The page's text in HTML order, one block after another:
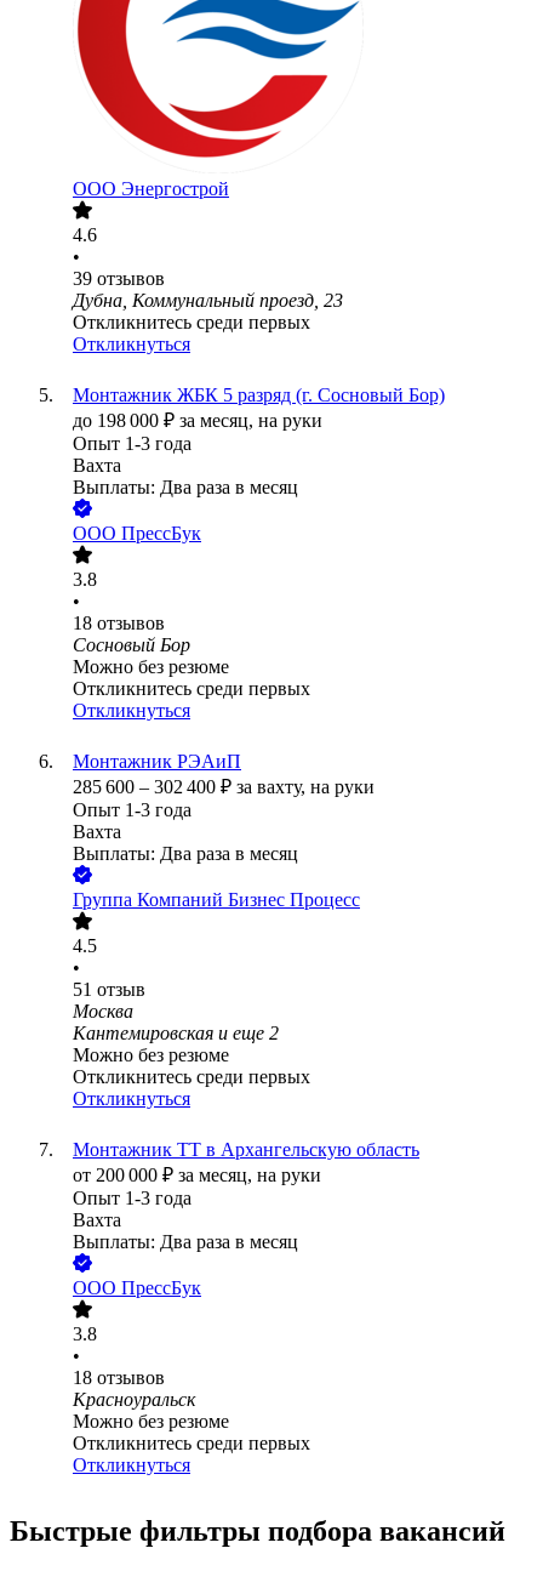
ООО Энергострой
4.6
•
39 отзывов
Дубна, Коммунальный проезд, 23
Откликнитесь среди первых
Откликнуться
Монтажник ЖБК 5 разряд (г. Сосновый Бор)
до 198 000 ₽ за месяц, на руки
Опыт 1-3 года
Вахта
Выплаты: Два раза в месяц
ООО ПрессБук
3.8
•
18 отзывов
Сосновый Бор
Можно без резюме
Откликнитесь среди первых
Откликнуться
Монтажник РЭАиП
285 600 – 302 400 ₽ за вахту, на руки
Опыт 1-3 года
Вахта
Выплаты: Два раза в месяц
Группа Компаний Бизнес Процесс
4.5
•
51 отзыв
Москва
Кантемировская и еще 2
Можно без резюме
Откликнитесь среди первых
Откликнуться
Монтажник ТТ в Архангельскую область
от 200 000 ₽ за месяц, на руки
Опыт 1-3 года
Вахта
Выплаты: Два раза в месяц
ООО ПрессБук
3.8
•
18 отзывов
Красноуральск
Можно без резюме
Откликнитесь среди первых
Откликнуться
Быстрые фильтры подбора вакансий